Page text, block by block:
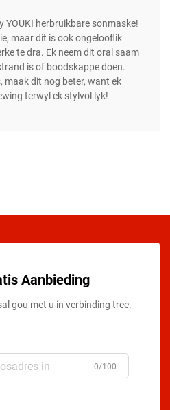
YOUKI herbruikbare sonmaske!
maar dit is ook ongelooflik
te dra. Ek neem dit oral saam
is of boodskappe doen.
maak dit nog beter, want ek
terwyl ek stylvol lyk!
Aanbieding
gou met u in verbinding tree.
0/100